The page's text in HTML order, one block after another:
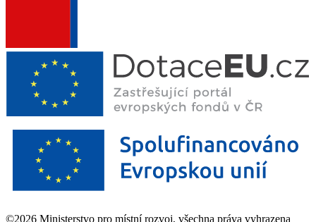
©2026 Ministerstvo pro místní rozvoj, všechna práva vyhrazena